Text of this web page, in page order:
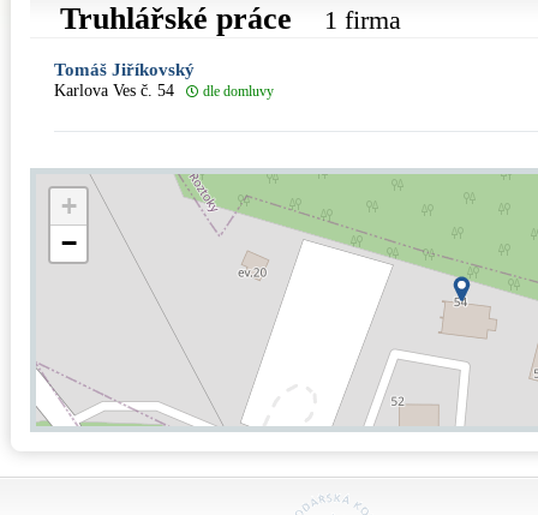
Truhlářské práce 1 firma
Tomáš Jiříkovský
Karlova Ves č. 54 dle domluvy
+
−